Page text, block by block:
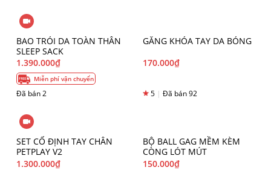
BAO TRÓI DA TOÀN THÂN
SLEEP SACK
1.390.000₫
Miễn phí vận chuyển
Đã bán 2
GĂNG KHÓA TAY DA BÓNG
170.000₫
5 | Đã bán 92
SET CỐ ĐỊNH TAY CHÂN
PETPLAY V2
1.300.000₫
BỘ BALL GAG MỀM KÈM
CÒNG LÓT MÚT
150.000₫